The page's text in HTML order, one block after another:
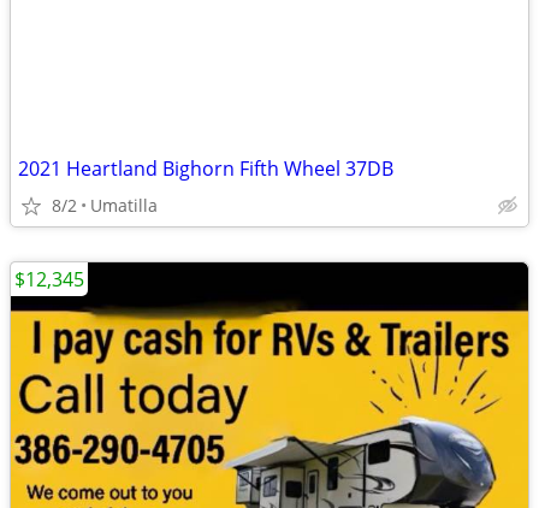
2021 Heartland Bighorn Fifth Wheel 37DB
8/2 Umatilla
$12,345